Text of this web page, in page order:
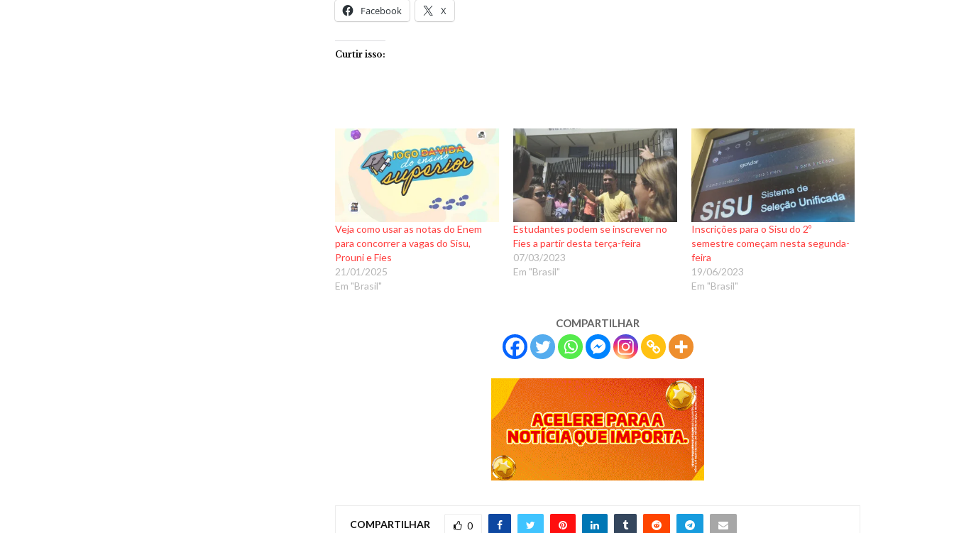
Facebook X
Curtir isso:
Veja como usar as notas do Enem
para concorrer a vagas do Sisu,
Prouni e Fies
21/01/2025
Em "Brasil"
Estudantes podem se inscrever no
Fies a partir desta terça-feira
07/03/2023
Em "Brasil"
Inscrições para o Sisu do 2º
semestre começam nesta segunda-
feira
19/06/2023
Em "Brasil"
COMPARTILHAR
COMPARTILHAR 0